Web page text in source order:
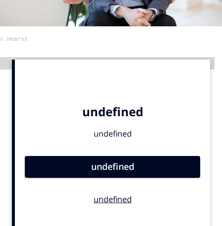
12 nov: MarketingLive!
Adverteren
Events
Opleidingen
Vacatures
Bureaus
© Hearst